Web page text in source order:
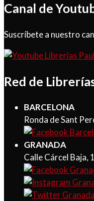
Canal de
Suscríbete a nuestro
Red de
BARCELONA
Ronda de Sant
GRANADA
Calle Cárcel Baja,